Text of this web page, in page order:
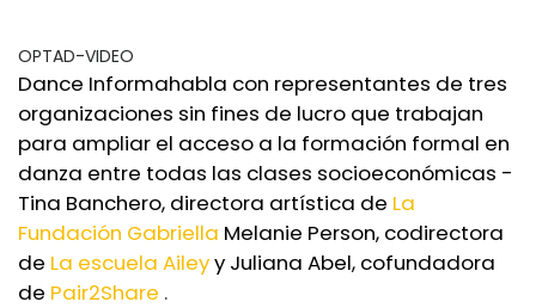
OPTAD-VIDEO
Dance Informahabla con representantes de tres
organizaciones sin fines de lucro que trabajan
para ampliar el acceso a la formación formal en
danza entre todas las clases socioeconómicas -
Tina Banchero, directora artística de La
Fundación Gabriella Melanie Person, codirectora
de La escuela Aileyy Juliana Abel, cofundadora
de Pair2Share .